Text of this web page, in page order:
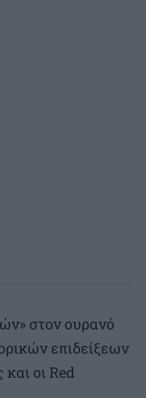
στον ουρανό
επιδείξεων
οι Red